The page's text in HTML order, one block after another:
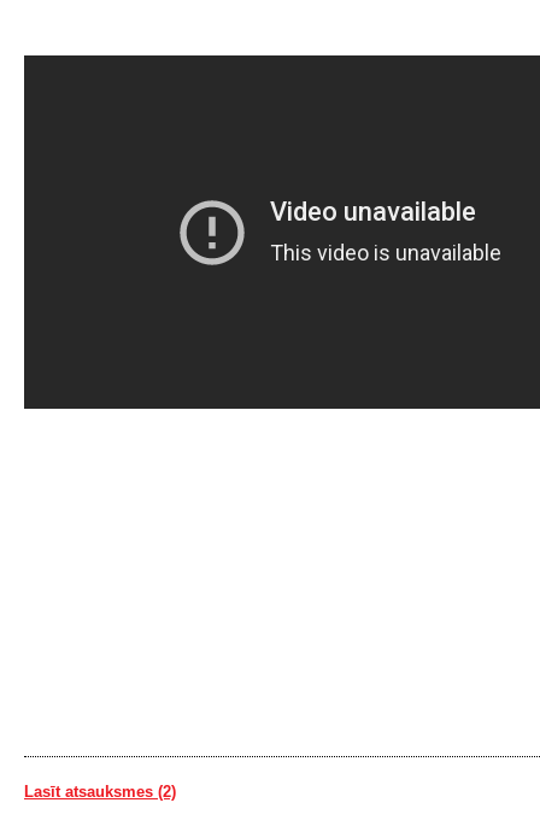
Lasīt atsauksmes (2)